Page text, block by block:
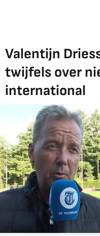
Valentijn
twijfels over
international